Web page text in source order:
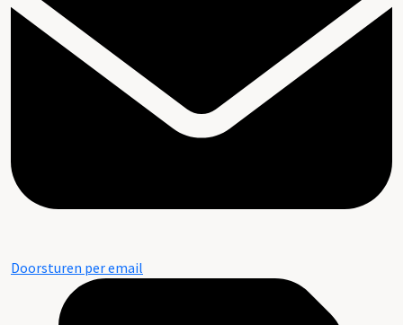
Doorsturen per email